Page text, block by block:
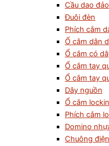
Cầu dao đảo
Đuôi đèn
Phích cắm
Ổ cắm dân
Ổ cắm có
Ổ cắm tay
Ổ cắm tay
Dây nguồn
Ổ cắm
Phích cắm
Domino
Chuông điện